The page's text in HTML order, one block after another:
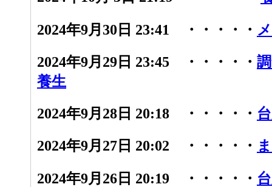
2024年9月30日 23:41 ・・・・・
2024年9月29日 23:45 ・・・・・
養生
2024年9月28日 20:18 ・・・・・
2024年9月27日 20:02 ・・・・・
2024年9月26日 20:19 ・・・・・